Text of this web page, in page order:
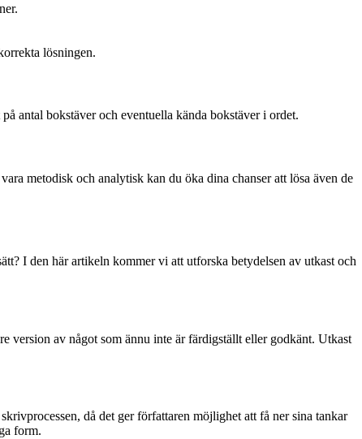
lösningen.
antal bokstäver och eventuella kända bokstäver i ordet.
metodisk och analytisk kan du öka dina chanser att lösa även de
I den här artikeln kommer vi att utforska betydelsen av utkast och
version av något som ännu inte är färdigställt eller godkänt. Utkast
då det ger författaren möjlighet att få ner sina tankar
form.